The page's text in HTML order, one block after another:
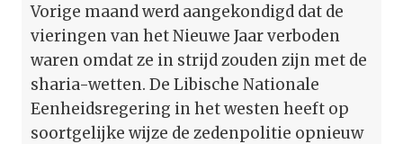
Vorige maand werd aangekondigd dat de
vieringen van het Nieuwe Jaar verboden
waren omdat ze in strijd zouden zijn met de
sharia-wetten. De Libische Nationale
Eenheidsregering in het westen heeft op
soortgelijke wijze de zedenpolitie opnieuw